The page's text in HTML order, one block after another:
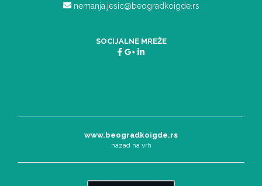
nemanja.jesic@beogradkoigde.rs
SOCIJALNE MREŽE
www.beogradkoigde.rs
nazad na vrh